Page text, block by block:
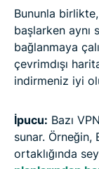
Bununla
başlarken
bağlanmaya
çevrimdışı
indirmeniz iyi
İpucu: Bazı
sunar. Örneğin,
ortaklığında